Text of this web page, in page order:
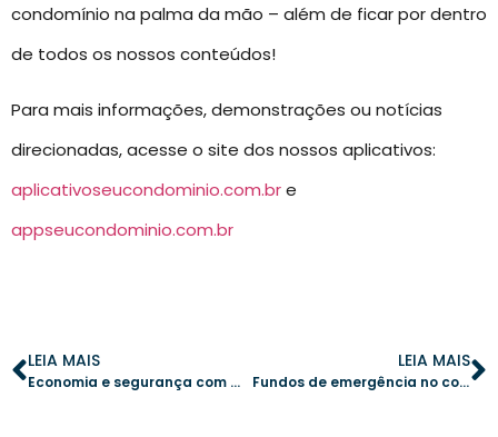
condomínio na palma da mão – além de ficar por dentro
de todos os nossos conteúdos!
Para mais informações, demonstrações ou notícias
direcionadas, acesse o site dos nossos aplicativos:
aplicativoseucondominio.com.bre
appseucondominio.com.br
LEIA MAIS
Economia e segurança com a manutenção preditiva em condomínios
LEIA MAIS
Fundos de emergência no condomínio: como planejar e manter a confiança dos moradores